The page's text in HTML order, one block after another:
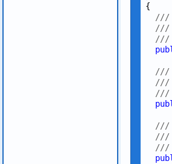
{
///
///
///
///
///
///
///
///
///